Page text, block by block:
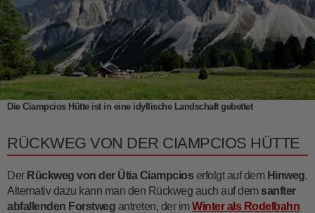
Die Ciampcios Hütte ist in eine idyllische Landschaft gebettet
RÜCKWEG VON DER CIAMPCIOS HÜTTE
Der Rückweg von der Ütia Ciampcios erfolgt auf dem Hinweg.
Alternativ dazu kann man den Rückweg auch auf dem sanfter
abfallenden Forstweg antreten, der imWinter als Rodelbahn